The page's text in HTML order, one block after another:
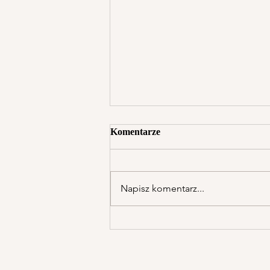
Komentarze
Napisz komentarz...